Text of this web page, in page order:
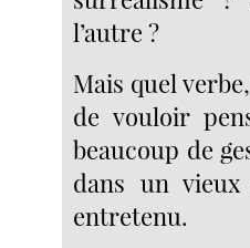
l’autre ?
Mais quel
de vouloir
beaucoup de
dans un
entretenu.